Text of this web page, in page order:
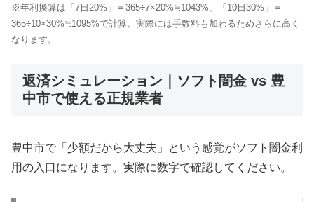
※年利換算は「7日20%」＝365÷7×20%≒1043%、「10日30%」＝
365÷10×30%≒1095%で計算。実際には手数料も加わるためさらに高く
なります。
返済シミュレーション｜ソフト闇金 vs 豊
中市で使える正規業者
豊中市で「少額だから大丈夫」という感覚がソフト闇金利
用の入口になります。実際に数字で確認してください。